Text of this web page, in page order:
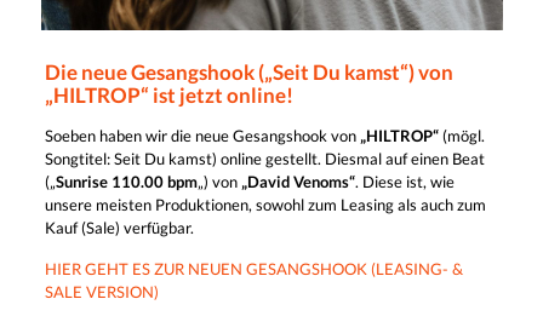
Die neue Gesangshook („Seit Du kamst“) von
„HILTROP“ ist jetzt online!
Soeben haben wir die neue Gesangshook von „HILTROP“(mögl.
Songtitel: Seit Du kamst) online gestellt. Diesmal auf einen Beat
(„Sunrise 110.00 bpm„) von „David Venoms“. Diese ist, wie
unsere meisten Produktionen, sowohl zum Leasing als auch zum
Kauf (Sale) verfügbar.
HIER GEHT ES ZUR NEUEN GESANGSHOOK (LEASING- &
SALE VERSION)